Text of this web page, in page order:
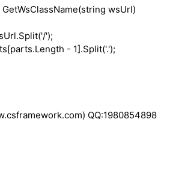
GetWsClassName(string wsUrl)
');
- 1].Split('.');
QQ:1980854898